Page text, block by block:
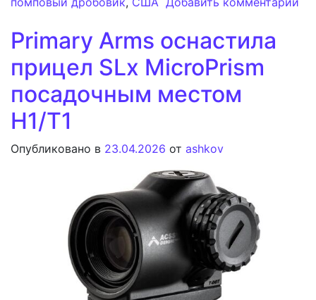
Primary Arms оснастила
прицел SLx MicroPrism
посадочным местом
H1/T1
Опубликовано в 23.04.2026 от ashkov